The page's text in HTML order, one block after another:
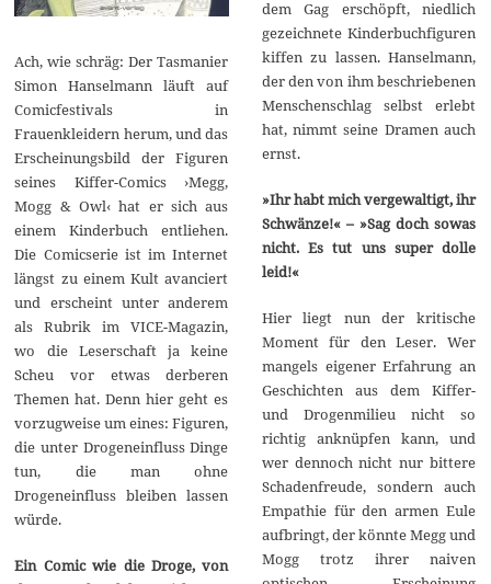
Ach, wie schräg: Der Tasmanier
Simon Hanselmann läuft auf
Comicfestivals in
Frauenkleidern herum, und das
Erscheinungsbild der Figuren
seines Kiffer-Comics ›Megg,
Mogg & Owl‹ hat er sich aus
einem Kinderbuch entliehen.
Die Comicserie ist im Internet
längst zu einem Kult avanciert
und erscheint unter anderem
als Rubrik im VICE-Magazin,
wo die Leserschaft ja keine
Scheu vor etwas derberen
Themen hat. Denn hier geht es
vorzugweise um eines: Figuren,
die unter Drogeneinfluss Dinge
tun, die man ohne
Drogeneinfluss bleiben lassen
würde.
Ein Comic wie die Droge, von
dem Gag erschöpft, niedlich
gezeichnete Kinderbuchfiguren
kiffen zu lassen. Hanselmann,
der den von ihm beschriebenen
Menschenschlag selbst erlebt
hat, nimmt seine Dramen auch
ernst.
»Ihr habt mich vergewaltigt, ihr
Schwänze!« – »Sag doch sowas
nicht. Es tut uns super dolle
leid!«
Hier liegt nun der kritische
Moment für den Leser. Wer
mangels eigener Erfahrung an
Geschichten aus dem Kiffer-
und Drogenmilieu nicht so
richtig anknüpfen kann, und
wer dennoch nicht nur bittere
Schadenfreude, sondern auch
Empathie für den armen Eule
aufbringt, der könnte Megg und
Mogg trotz ihrer naiven